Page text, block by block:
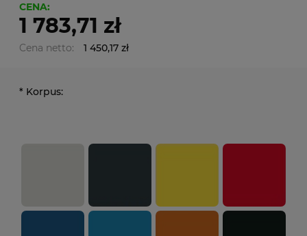
CENA:
1 783,71 zł
Cena netto: 1 450,17 zł
* Korpus: